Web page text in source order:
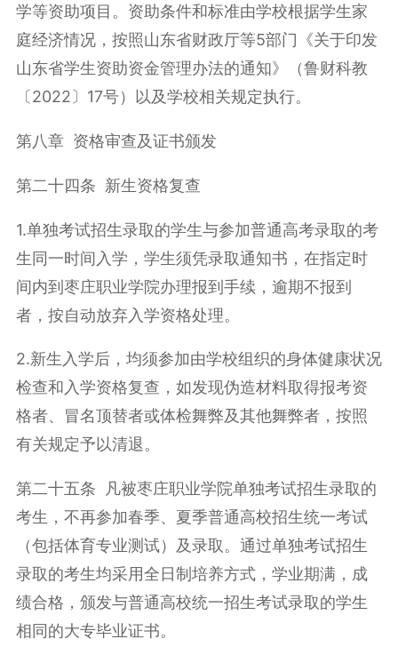
学等资助项目。资助条件和标准由学校根据学生家
庭经济情况，按照山东省财政厅等5部门《关于印发
山东省学生资助资金管理办法的通知》（鲁财科教
〔2022〕17号）以及学校相关规定执行。
第八章 资格审查及证书颁发
第二十四条 新生资格复查
1.单独考试招生录取的学生与参加普通高考录取的考
生同一时间入学，学生须凭录取通知书，在指定时
间内到枣庄职业学院办理报到手续，逾期不报到
者，按自动放弃入学资格处理。
2.新生入学后，均须参加由学校组织的身体健康状况
检查和入学资格复查，如发现伪造材料取得报考资
格者、冒名顶替者或体检舞弊及其他舞弊者，按照
有关规定予以清退。
第二十五条 凡被枣庄职业学院单独考试招生录取的
考生，不再参加春季、夏季普通高校招生统一考试
（包括体育专业测试）及录取。通过单独考试招生
录取的考生均采用全日制培养方式，学业期满，成
绩合格，颁发与普通高校统一招生考试录取的学生
相同的大专毕业证书。